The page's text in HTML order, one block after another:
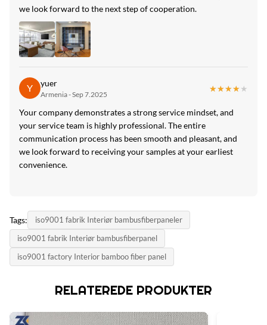
we look forward to the next step of cooperation.
Y yuer
Armenia - Sep 7.2025
★★★★★
★★★★★
Your company demonstrates a strong service mindset, and
your service team is highly professional. The entire
communication process has been smooth and pleasant, and
we look forward to receiving your samples at your earliest
convenience.
Tags:
iso9001 fabrik Interiør bambusfiberpaneler
iso9001 fabrik Interiør bambusfiberpanel
iso9001 factory Interior bamboo fiber panel
RELATEREDE PRODUKTER